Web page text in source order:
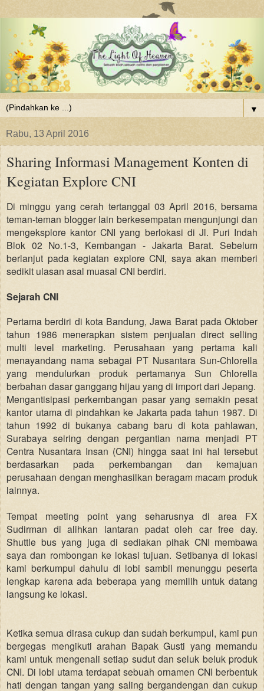
▼
Rabu, 13 April 2016
Sharing Informasi Management Konten di
Kegiatan Explore CNI
Di minggu yang cerah tertanggal 03 April 2016, bersama
teman-teman blogger lain berkesempatan mengunjungi dan
mengeksplore kantor CNI yang berlokasi di Jl. Puri Indah
Blok 02 No.1-3, Kembangan - Jakarta Barat. Sebelum
berlanjut pada kegiatan explore CNI, saya akan memberi
sedikit ulasan asal muasal CNI berdiri.
Sejarah CNI
Pertama berdiri di kota Bandung, Jawa Barat pada Oktober
tahun 1986 menerapkan sistem penjualan direct selling
multi level marketing. Perusahaan yang pertama kali
menayandang nama sebagai PT Nusantara Sun-Chlorella
yang mendulurkan produk pertamanya Sun Chlorella
berbahan dasar ganggang hijau yang di import dari Jepang.
Mengantisipasi perkembangan pasar yang semakin pesat
kantor utama di pindahkan ke Jakarta pada tahun 1987. Di
tahun 1992 di bukanya cabang baru di kota pahlawan,
Surabaya seiring dengan pergantian nama menjadi PT
Centra Nusantara Insan (CNI) hingga saat ini hal tersebut
berdasarkan pada perkembangan dan kemajuan
perusahaan dengan menghasilkan beragam macam produk
lainnya.
Tempat meeting point yang seharusnya di area FX
Sudirman di alihkan lantaran padat oleh car free day.
Shuttle bus yang juga di sediakan pihak CNI membawa
saya dan rombongan ke lokasi tujuan. Setibanya di lokasi
kami berkumpul dahulu di lobi sambil menunggu peserta
lengkap karena ada beberapa yang memilih untuk datang
langsung ke lokasi.
Ketika semua dirasa cukup dan sudah berkumpul, kami pun
bergegas mengikuti arahan Bapak Gusti yang memandu
kami untuk mengenali setiap sudut dan seluk beluk produk
CNI. Di lobi utama terdapat sebuah ornamen CNI berbentuk
hati dengan tangan yang saling bergandengan dan cukup